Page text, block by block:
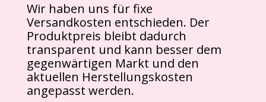
Wir haben uns für fixe
Versandkosten entschieden. Der
Produktpreis bleibt dadurch
transparent und kann besser dem
gegenwärtigen Markt und den
aktuellen Herstellungskosten
angepasst werden.